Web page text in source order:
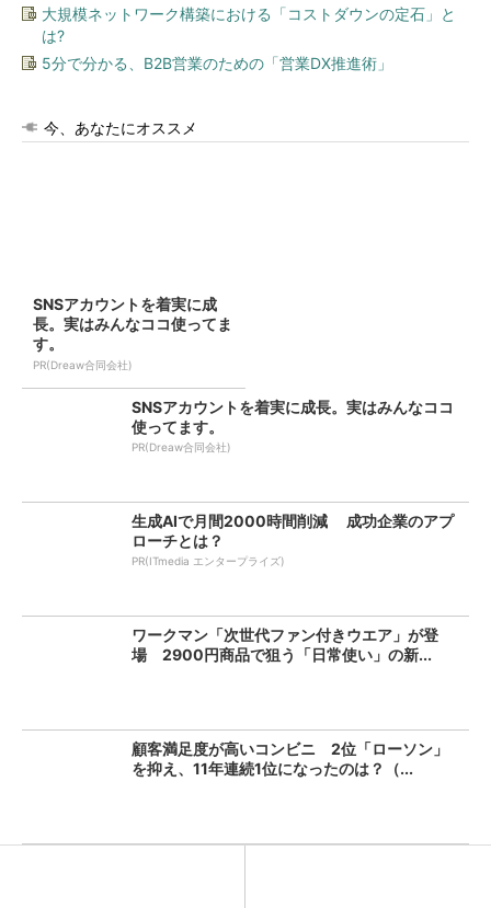
大規模ネットワーク構築における「コストダウンの定石」と
は?
5分で分かる、B2B営業のための「営業DX推進術」
今、あなたにオススメ
SNSアカウントを着実に成
長。実はみんなココ使ってま
す。
PR(Dreaw合同会社)
SNSアカウントを着実に成長。実はみんなココ
使ってます。
PR(Dreaw合同会社)
生成AIで月間2000時間削減 成功企業のアプ
ローチとは？
PR(ITmedia エンタープライズ)
ワークマン「次世代ファン付きウエア」が登
場 2900円商品で狙う「日常使い」の新...
顧客満足度が高いコンビニ 2位「ローソン」
を抑え、11年連続1位になったのは？（...